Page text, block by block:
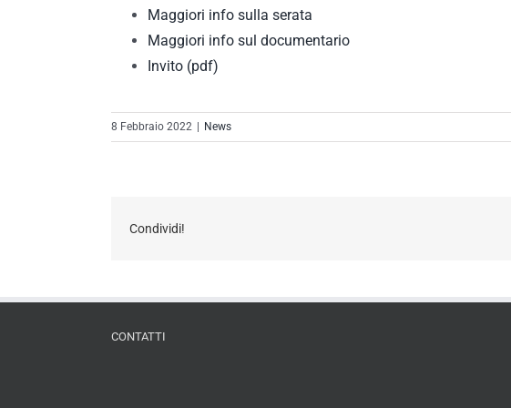
Maggiori info sulla serata
Maggiori info sul documentario
Invito (pdf)
8 Febbraio 2022 News
Condividi!
CONTATTI